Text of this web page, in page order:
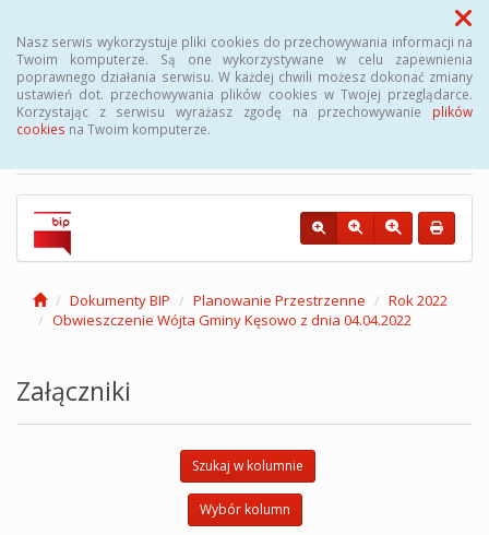
Nasz serwis wykorzystuje pliki cookies do przechowywania informacji na
Twoim komputerze. Są one wykorzystywane w celu zapewnienia
poprawnego działania serwisu. W każdej chwili możesz dokonać zmiany
ustawień dot. przechowywania plików cookies w Twojej przeglądarce.
Korzystając z serwisu wyrażasz zgodę na przechowywanie plików
cookies na Twoim komputerze.
Menu
Biuletyn Informacji
Publicznej Gminy Kęsowo
Dokumenty BIP Planowanie Przestrzenne
Rok 2022
Obwieszczenie Wójta Gminy Kęsowo z dnia 04.04.2022
Załączniki
Szukaj w kolumnie
Wybór kolumn